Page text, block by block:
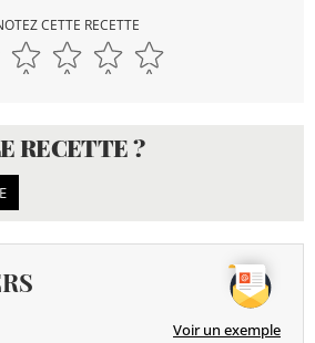
CETTE RECETTE
RECETTE ?
Voir un exemple